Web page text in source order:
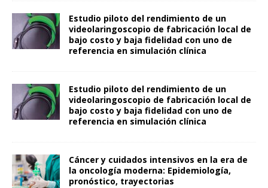
Estudio piloto del rendimiento de un
videolaringoscopio de fabricación local de
bajo costo y baja fidelidad con uno de
referencia en simulación clínica
Estudio piloto del rendimiento de un
videolaringoscopio de fabricación local de
bajo costo y baja fidelidad con uno de
referencia en simulación clínica
Cáncer y cuidados intensivos en la era de
la oncología moderna: Epidemiología,
pronóstico, trayectorias